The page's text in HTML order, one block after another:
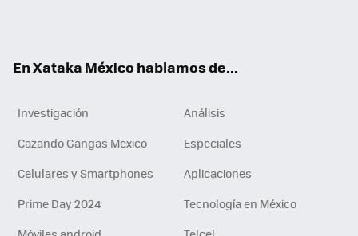
En Xataka México hablamos de...
Investigación
Análisis
Cazando Gangas Mexico
Especiales
Celulares y Smartphones
Aplicaciones
Prime Day 2024
Tecnología en México